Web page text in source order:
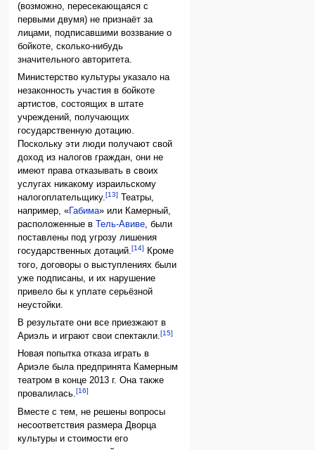
(возможно, пересекающаяся с
первыми двумя) не признаёт за
лицами, подписавшими воззвание о
бойкоте, сколько-нибудь
значительного авторитета.
Министерство культуры указало на
незаконность участия в бойкоте
артистов, состоящих в штате
учреждений, получающих
государственную дотацию.
Поскольку эти люди получают свой
доход из налогов граждан, они не
имеют права отказывать в своих
услугах никакому израильскому
налогоплательщику.[13]
Театры,
например, « Габима» или Камерный,
расположенные в
Тель-Авиве, были
поставлены под угрозу лишения
государственных дотаций.[14]
Кроме
того, договоры о выступлениях были
уже подписаны, и их нарушение
привело бы к уплате серьёзной
неустойки.
В результате они все приезжают в
Ариэль и играют свои спектакли.[15]
Новая попытка отказа играть в
Ариэле была предпринята Камерным
театром в конце 2013 г. Она также
провалилась.[16]
Вместе с тем, не решены вопросы
несоответствия размера Дворца
культуры и стоимости его